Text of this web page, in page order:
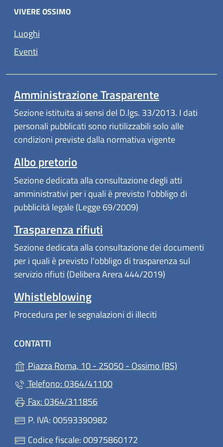
VIVERE OSSIMO
Luoghi
Eventi
Amministrazione Trasparente
Sezione istituita ai sensi del D.lgs. 33/2013. I dati
personali pubblicati sono riutilizzabili solo alle
condizioni previste dalla normativa vigente
Albo pretorio
Sezione dedicata alla consultazione degli atti
amministrativi per i quali è previsto l'obbligo di
pubblicità legale (Legge 69/2009)
Trasparenza rifiuti
Sezione dedicata alla consultazione dei documenti
per i quali è previsto l'obbligo di trasparenza sul
servizio rifiuti (Delibera Arera 444/2019)
Whistleblowing
Procedura per le segnalazioni di illeciti
CONTATTI
Piazza Roma, 10 - 25050 - Ossimo (BS)
Telefono: 0364/41100
Fax: 0364/311856
P. IVA: 00593390982
Codice fiscale: 00975860172